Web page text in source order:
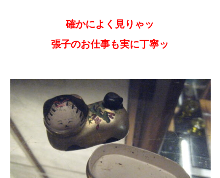
確かによく見りゃッ
張子のお仕事も実に丁寧ッ